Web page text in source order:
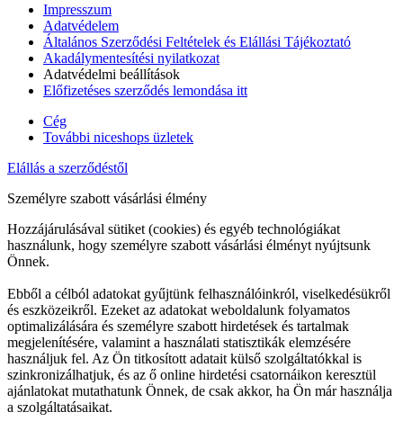
Impresszum
Adatvédelem
Általános Szerződési Feltételek és Elállási Tájékoztató
Akadálymentesítési nyilatkozat
Adatvédelmi beállítások
Előfizetéses szerződés lemondása itt
Cég
További niceshops üzletek
Elállás a szerződéstől
Személyre szabott vásárlási élmény
Hozzájárulásával sütiket (cookies) és egyéb technológiákat
használunk, hogy személyre szabott vásárlási élményt nyújtsunk
Önnek.
Ebből a célból adatokat gyűjtünk felhasználóinkról, viselkedésükről
és eszközeikről. Ezeket az adatokat weboldalunk folyamatos
optimalizálására és személyre szabott hirdetések és tartalmak
megjelenítésére, valamint a használati statisztikák elemzésére
használjuk fel. Az Ön titkosított adatait külső szolgáltatókkal is
szinkronizálhatjuk, és az ő online hirdetési csatornáikon keresztül
ajánlatokat mutathatunk Önnek, de csak akkor, ha Ön már használja
a szolgáltatásaikat.